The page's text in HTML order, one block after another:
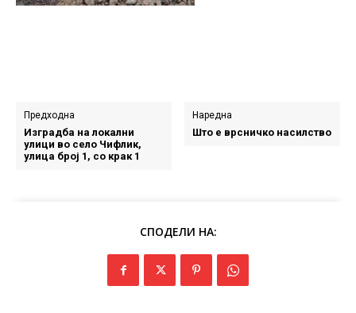
Предходна
Изградба на локални
улици во село Чифлик,
улица број 1, со крак 1
Наредна
Што е врсничко насилство
СПОДЕЛИ НА: